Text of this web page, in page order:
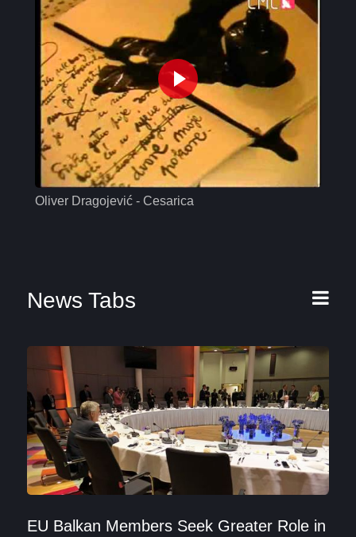
Oliver Dragojević - Cesarica
News Tabs
EU Balkan Members Seek Greater Role in